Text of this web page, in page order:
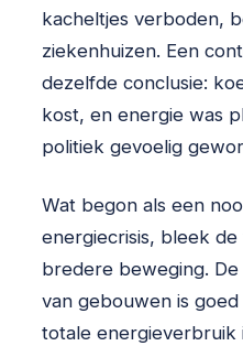
kacheltjes verboden,
ziekenhuizen. Een
dezelfde conclusie:
kost, en energie was
politiek gevoelig
Wat begon als een
energiecrisis, bleek
bredere beweging.
van gebouwen is
totale energieverbruik